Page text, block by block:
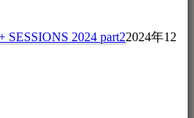
2024 part22024年12